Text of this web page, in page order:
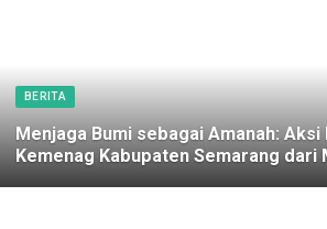
BERITA
Menjaga Bumi sebagai Amanah:
Kemenag Kabupaten Semarang dari